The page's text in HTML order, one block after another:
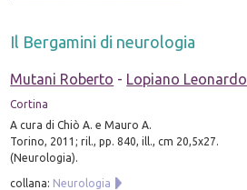
Il Bergamini di neurologia
Mutani Roberto - Lopiano Leonardo
Cortina
A cura di Chiò A. e Mauro A.
Torino, 2011; ril., pp. 840, ill., cm 20,5x27.
(Neurologia).
collana: Neurologia